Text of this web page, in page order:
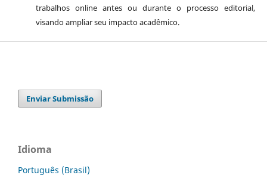
trabalhos online antes ou durante o processo editorial,
visando ampliar seu impacto acadêmico.
Enviar Submissão
Idioma
Português (Brasil)